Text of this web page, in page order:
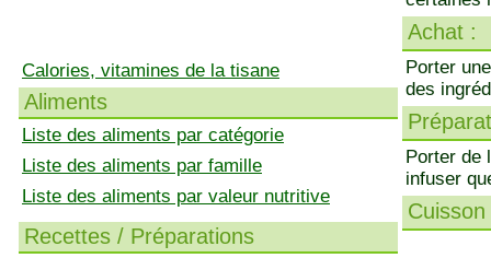
Calories, vitamines de la tisane
Aliments
Liste des aliments par catégorie
Liste des aliments par famille
Liste des aliments par valeur nutritive
Recettes / Préparations
Achat :
Porter
des
Porter de
infuser
Cuisson